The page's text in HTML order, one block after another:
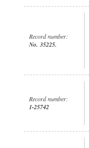
Record number:
No. 35225.
Record number:
1-25742